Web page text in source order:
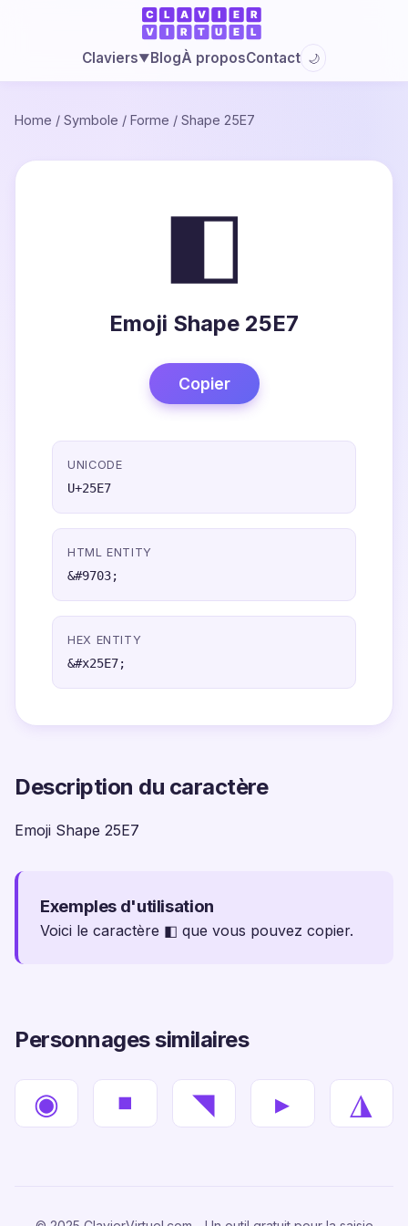
Claviers▼BlogÀ proposContact 🌙
Home / Symbole / Forme / Shape 25E7
◧
Emoji Shape 25E7
Copier
UNICODE
U+25E7
HTML ENTITY
&#9703;
HEX ENTITY
&#x25E7;
Description du caractère
Emoji Shape 25E7
Exemples d'utilisation
Voici le caractère ◧ que vous pouvez copier.
Personnages similaires
◉ ◾ ◥ ▸ ◮